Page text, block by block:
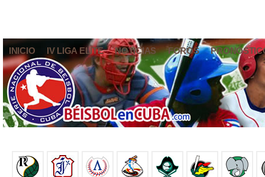
INICIO IV LIGA ELITE NOTICIAS FOROS